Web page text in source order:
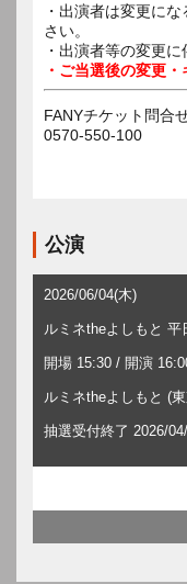
・出演者は変更に
さい。
・出演者等の変更
・ご当選後の変更
FANYチケット問合
0570-550-100
公演
2026/06/04(木)
ルミネtheよしもと 平
開場 15:30 / 開演
ルミネtheよしもと (
抽選受付終了 2026/